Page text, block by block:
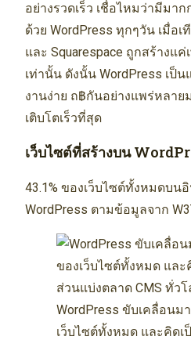
อย่างรวดเร็ว เชื่อไหมว่ามีมา
ด้วย WordPress ทุกๆวัน เมื่อ
และ Squarespace ถูกสร้างแ
เท่านั้น ดังนั้น WordPress เป็
งานง่าย ถ฿กันอย่างแพร่หลา
เติบโตเร็วที่สุด
เว็บไซต์ที่สร้างบน
43.1% ของเว็บไซต์ทั้งหมดบน
WordPress ตามข้อมูลจาก
WordPress ขับเคลื่อนม
เว็บไซต์ทั้งหมด และคิดเ